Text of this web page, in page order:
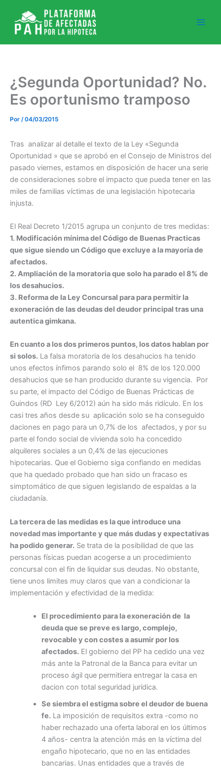
contenido
¿Segunda Oportunidad? No.
Es oportunismo tramposo
Por /04/03/2015
Tras analizar al detalle el texto de la Ley «Segunda
Oportunidad » que se aprobó en el Consejo de Ministros del
pasado viernes, estamos en disposición de hacer una serie
de consideraciones sobre el impacto que pueda tener en las
miles de familias víctimas de una legislación hipotecaria
injusta.
El Real Decreto 1/2015 agrupa un conjunto de tres medidas:
1. Modificación mínima del Código de Buenas Practicas
que sigue siendo un Código que excluye a la mayoría de
afectados.
2. Ampliación de la moratoria que solo ha parado el 8% de
los desahucios.
3. Reforma de la Ley Concursal para para permitir la
exoneración de las deudas del deudor principal tras una
autentica gimkana.
En cuanto a los dos primeros puntos, los datos hablan por
si solos. La falsa moratoria de los desahucios ha tenido
unos efectos ínfimos parando solo el 8% de los 120.000
desahucios que se han producido durante su vigencia. Por
su parte, el impacto del Código de Buenas Prácticas de
Guindos (RD Ley 6/2012) aún ha sido más ridículo. En los
casi tres años desde su aplicación solo se ha conseguido
daciones en pago para un 0,7% de los afectados, y por su
parte el fondo social de vivienda solo ha concedido
alquileres sociales a un 0,4% de las ejecuciones
hipotecarias. Que el Gobierno siga confiando en medidas
que ha quedado probado que han sido un fracaso es
simptomático de que siguen legislando de espaldas a la
ciudadanía.
La tercera de las medidas es la que introduce una
novedad mas importante y que más dudas y expectativas
ha podido generar. Se trata de la posibilidad de que las
personas físicas puedan acogerse a un procedimiento
concursal con el fin de liquidar sus deudas. No obstante,
tiene unos limites muy claros que van a condicionar la
implementación y efectividad de la medida:
El procedimiento para la exoneración de la
deuda que se preve es largo, complejo,
revocable y con costes a asumir por los
afectados.El gobierno del PP ha cedido una vez
más ante la Patronal de la Banca para evitar un
proceso ágil que permitiera entregar la casa en
dacion con total seguridad jurídica.
Se siembra el estigma sobre el deudor de buena
fe.La imposición de requisitos extra -como no
haber rechazado una oferta laboral en los últimos
4 años- centra la atención más en la víctima del
engaño hipotecario, que no en las entidades
bancarias. Unas entidades que a través de